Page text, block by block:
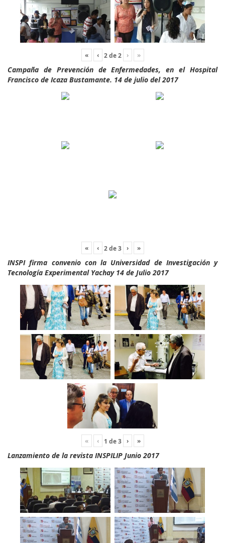
« ‹ 2de2 › »
Campaña de Prevención de Enfermedades, en el Hospital
Francisco de Icaza Bustamante. 14 de julio del 2017
« ‹ 2de3 › »
INSPI firma convenio con la Universidad de Investigación y
Tecnología Experimental Yachay 14 de Julio 2017
« ‹ 1 de3 › »
Lanzamiento de la revista INSPILIP Junio 2017